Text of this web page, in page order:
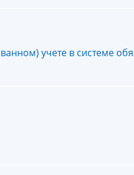
учете в системе